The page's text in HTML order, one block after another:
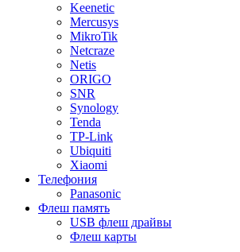
Keenetic
Mercusys
MikroTik
Netcraze
Netis
ORIGO
SNR
Synology
Tenda
TP-Link
Ubiquiti
Xiaomi
Телефония
Panasonic
Флеш память
USB флеш драйвы
Флеш карты